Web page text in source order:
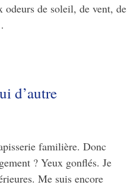
odeurs de soleil, de vent, de
d’autre
familière. Donc
? Yeux gonflés. Je
Me suis encore